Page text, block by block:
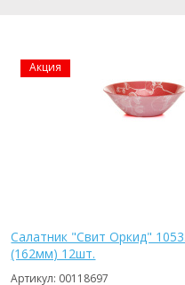
Акция
Салатник "Свит Оркид"
(162мм) 12шт.
Артикул: 00118697